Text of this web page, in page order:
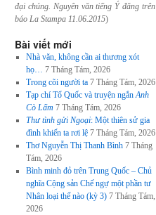
đại chúng. Nguyên văn tiếng Ý đăng trên
báo La Stampa 11.06.2015)
Bài viết mới
Nhà văn, không cần ai thương xót
họ… 7 Tháng Tám, 2026
Trong cõi người ta 7 Tháng Tám, 2026
Tạp chí Tổ Quốc và truyện ngắnAnh
Cò Lấm 7 Tháng Tám, 2026
Thư tình gửi Ngoại: Một thiên sử gia
đình khiến ta rơi lệ 7 Tháng Tám, 2026
Thơ Nguyễn Thị Thanh Bình 7 Tháng
Tám, 2026
Bình minh đỏ trên Trung Quốc – Chủ
nghĩa Cộng sản Chế ngự một phần tư
Nhân loại thế nào (kỳ 3) 7 Tháng Tám,
2026